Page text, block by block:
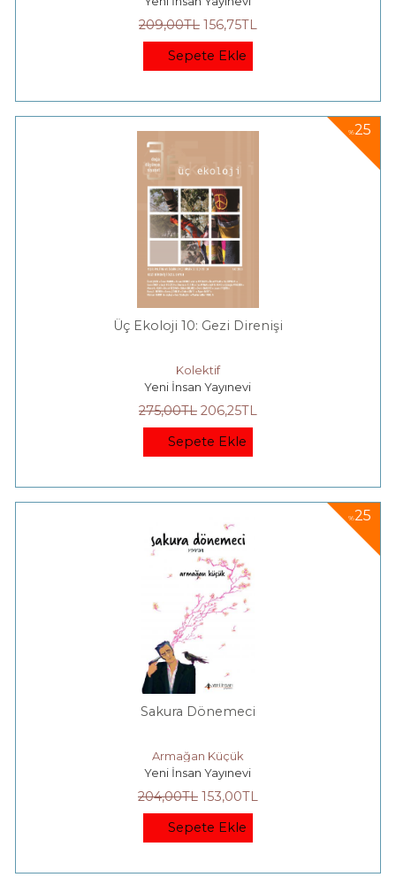
209,00TL 156,75TL
Sepete Ekle
%25
Üç Ekoloji 10: Gezi Direnişi
Kolektif
Yeni İnsan Yayınevi
275,00TL 206,25TL
Sepete Ekle
%25
Sakura Dönemeci
Armağan Küçük
Yeni İnsan Yayınevi
204,00TL 153,00TL
Sepete Ekle